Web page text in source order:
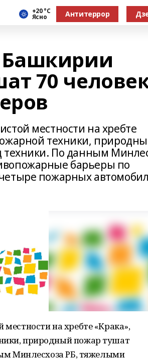
+20 °С
Ясно Антитеррор
Башкирии
70
местности на хребте
техники,
техники. По данным
барьеры по
пожарных
на хребте «Крака»,
природный пожар тушат
Минлесхоза РБ, тяжелыми